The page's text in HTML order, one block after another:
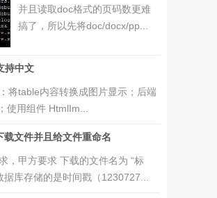
并且读取doc格式的页码数更难
搞了，所以先将doc/docx/pp...
持中文
将table内容转换成图片显示；后端
使用组件 HtmlIm...
文件并且给文件重命名
，甲方要求 下载的文件名为 “标
据库存储的是时间戳（1230727...